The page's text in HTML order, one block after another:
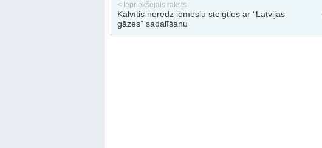
< Iepriekšējais raksts
Kalvītis neredz iemeslu steigties ar “Latvijas
gāzes” sadalīšanu